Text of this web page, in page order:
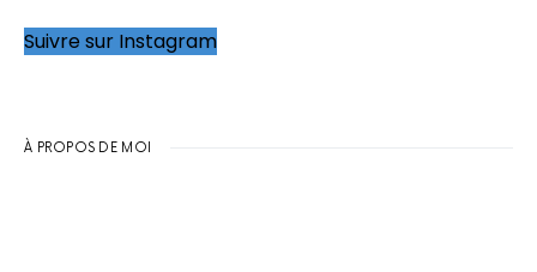
Suivre sur Instagram
À PROPOS DE MOI